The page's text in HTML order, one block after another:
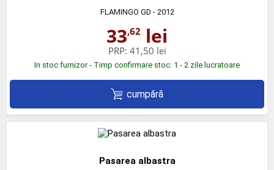
FLAMINGO GD - 2012
33,62 lei
PRP: 41,50 lei
In stoc furnizor - Timp confirmare stoc: 1 - 2 zile lucratoare
cumpără
Pasarea albastra